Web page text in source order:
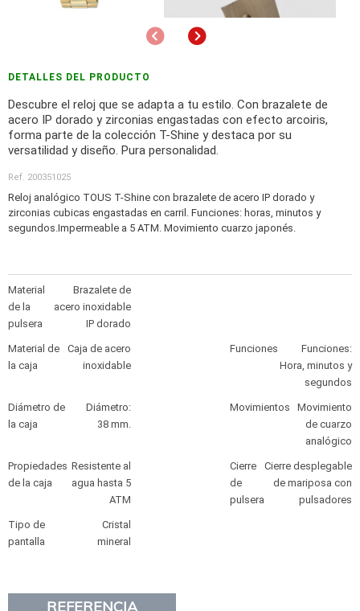
AnteriorSiguiente
DETALLES DEL PRODUCTO
Descubre el reloj que se adapta a tu estilo. Con brazalete de
acero IP dorado y zirconias engastadas con efecto arcoiris,
forma parte de la colección T-Shine y destaca por su
versatilidad y diseño. Pura personalidad.
Ref. 200351025
Reloj analógico TOUS T-Shine con brazalete de acero IP dorado y
zirconias cubicas engastadas en carril. Funciones: horas, minutos y
segundos.Impermeable a 5 ATM. Movimiento cuarzo japonés.
Material
de la
pulsera
Brazalete de
acero inoxidable
IP dorado
Material de
la caja
Caja de acero
inoxidable
Diámetro de
la caja
Diámetro:
38 mm.
Propiedades
de la caja
Resistente al
agua hasta 5
ATM
Tipo de
pantalla
Cristal
mineral
Funciones
Funciones:
Hora, minutos y
segundos
Movimientos
Movimiento
de cuarzo
analógico
Cierre
de
pulsera
Cierre desplegable
de mariposa con
pulsadores
REFERENCIA